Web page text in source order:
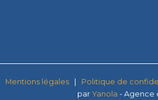
Mentions légales Politique de confi
par Yanola - Agence